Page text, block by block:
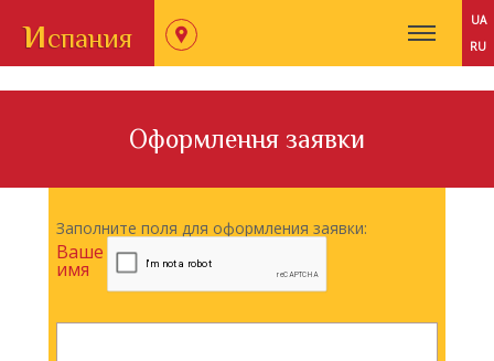
испания
UA
RU
Оформлення заявки
Заполните поля для оформления заявки:
Ваше
имя